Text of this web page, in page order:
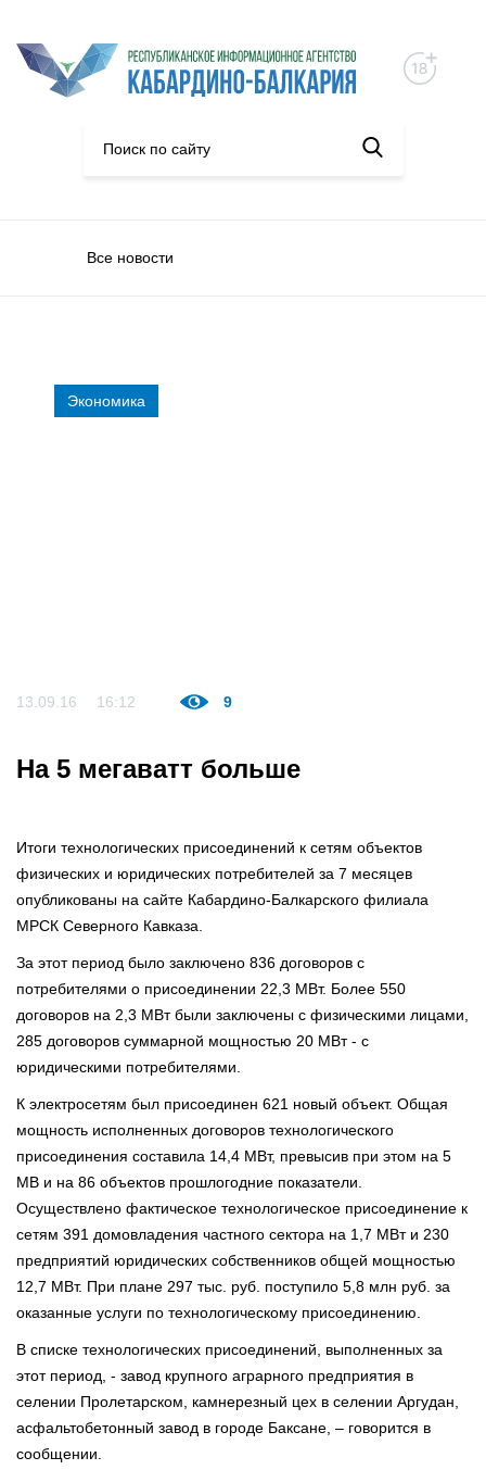
Все новости
Экономика
13.09.16 16:12 9
На 5 мегаватт больше
Итоги технологических присоединений к сетям объектов
физических и юридических потребителей за 7 месяцев
опубликованы на сайте Кабардино-Балкарского филиала
МРСК Северного Кавказа.
За этот период было заключено 836 договоров с
потребителями о присоединении 22,3 МВт. Более 550
договоров на 2,3 МВт были заключены с физическими лицами,
285 договоров суммарной мощностью 20 МВт - с
юридическими потребителями.
К электросетям был присоединен 621 новый объект. Общая
мощность исполненных договоров технологического
присоединения составила 14,4 МВт, превысив при этом на 5
МВ и на 86 объектов прошлогодние показатели.
Осуществлено фактическое технологическое присоединение к
сетям 391 домовладения частного сектора на 1,7 МВт и 230
предприятий юридических собственников общей мощностью
12,7 МВт. При плане 297 тыс. руб. поступило 5,8 млн руб. за
оказанные услуги по технологическому присоединению.
В списке технологических присоединений, выполненных за
этот период, - завод крупного аграрного предприятия в
селении Пролетарском, камнерезный цех в селении Аргудан,
асфальтобетонный завод в городе Баксане, – говорится в
сообщении.